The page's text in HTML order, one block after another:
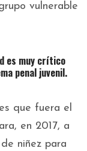
vulnerable
es muy crítico
penal juvenil.
que fuera el
en 2017, a
niñez para